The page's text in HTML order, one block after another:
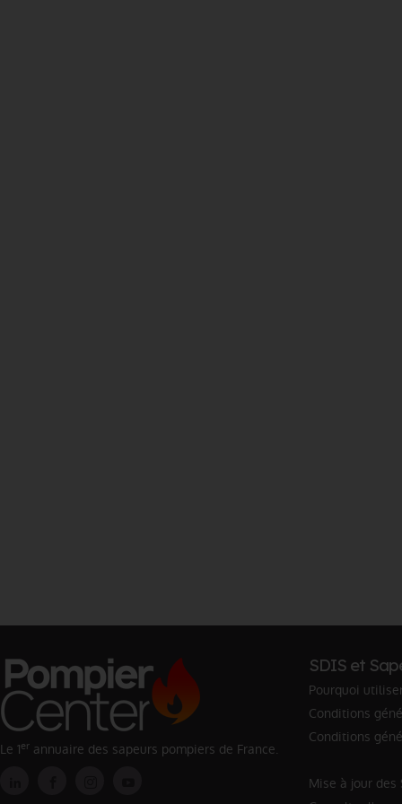
Le 1er annuaire des sapeurs pompiers de France.
SDIS et
Pourquoi
Conditions
Conditions
Mise à jour des